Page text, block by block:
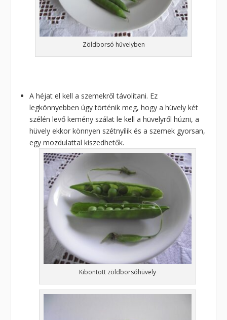
Zöldborsó hüvelyben
A héjat el kell a szemekről távolítani. Ez
legkönnyebben úgy történik meg, hogy a hüvely két
szélén levő kemény szálat le kell a hüvelyről húzni, a
hüvely ekkor könnyen szétnyílik és a szemek gyorsan,
egy mozdulattal kiszedhetők.
Kibontott zöldborsóhüvely